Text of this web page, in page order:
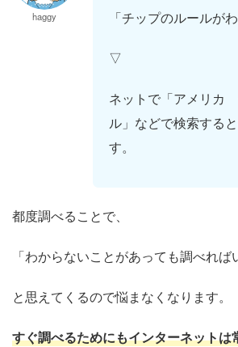
haggy 「チップのルールが
▽
ネットで「アメリ
ル」などで検索する
す。
都度調べることで、
「わからないことがあっても調べれば
と思えてくるので悩まなくなります。
すぐ調べるためにもインターネットは